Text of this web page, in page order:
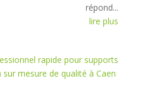
répond...
lire plus